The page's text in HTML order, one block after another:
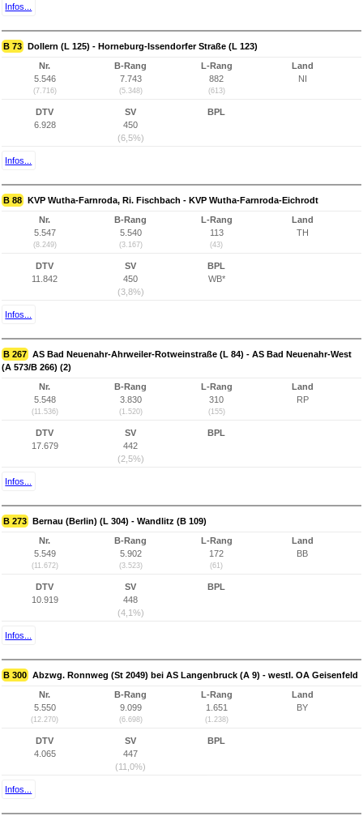
Infos...
B 73 Dollern (L 125) - Horneburg-Issendorfer Straße (L 123)
Nr.
5.546
(7.716)
B-Rang
7.743
(5.348)
L-Rang
882
(613)
Land
NI
DTV
6.928
SV
450
(6,5%)
BPL
Infos...
B 88 KVP Wutha-Farnroda, Ri. Fischbach - KVP Wutha-Farnroda-Eichrodt
Nr.
5.547
(8.249)
B-Rang
5.540
(3.167)
L-Rang
113
(43)
Land
TH
DTV
11.842
SV
450
(3,8%)
BPL
WB*
Infos...
B 267 AS Bad Neuenahr-Ahrweiler-Rotweinstraße (L 84) - AS Bad Neuenahr-West
(A 573/B 266) (2)
Nr.
5.548
(11.536)
B-Rang
3.830
(1.520)
L-Rang
310
(155)
Land
RP
DTV
17.679
SV
442
(2,5%)
BPL
Infos...
B 273 Bernau (Berlin) (L 304) - Wandlitz (B 109)
Nr.
5.549
(11.672)
B-Rang
5.902
(3.523)
L-Rang
172
(61)
Land
BB
DTV
10.919
SV
448
(4,1%)
BPL
Infos...
B 300 Abzwg. Ronnweg (St 2049) bei AS Langenbruck (A 9) - westl. OA Geisenfeld
Nr.
5.550
(12.270)
B-Rang
9.099
(6.698)
L-Rang
1.651
(1.238)
Land
BY
DTV
4.065
SV
447
(11,0%)
BPL
Infos...